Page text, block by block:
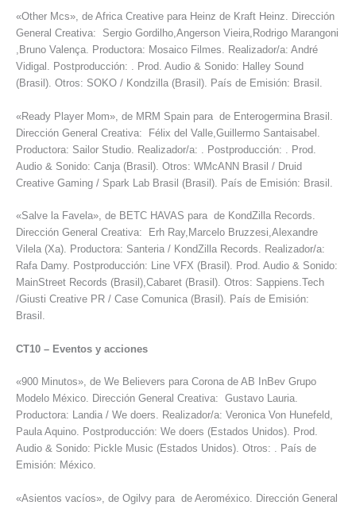
«Other Mcs», de Africa Creative para Heinz de Kraft Heinz. Dirección
General Creativa: Sergio Gordilho,Angerson Vieira,Rodrigo Marangoni
,Bruno Valença. Productora: Mosaico Filmes. Realizador/a: André
Vidigal. Postproducción: . Prod. Audio & Sonido: Halley Sound
(Brasil). Otros: SOKO / Kondzilla (Brasil). País de Emisión: Brasil.
«Ready Player Mom», de MRM Spain para de Enterogermina Brasil.
Dirección General Creativa: Félix del Valle,Guillermo Santaisabel.
Productora: Sailor Studio. Realizador/a: . Postproducción: . Prod.
Audio & Sonido: Canja (Brasil). Otros: WMcANN Brasil / Druid
Creative Gaming / Spark Lab Brasil (Brasil). País de Emisión: Brasil.
«Salve la Favela», de BETC HAVAS para de KondZilla Records.
Dirección General Creativa: Erh Ray,Marcelo Bruzzesi,Alexandre
Vilela (Xa). Productora: Santeria / KondZilla Records. Realizador/a:
Rafa Damy. Postproducción: Line VFX (Brasil). Prod. Audio & Sonido:
MainStreet Records (Brasil),Cabaret (Brasil). Otros: Sappiens.Tech
/Giusti Creative PR / Case Comunica (Brasil). País de Emisión:
Brasil.
CT10 – Eventos y acciones
«900 Minutos», de We Believers para Corona de AB InBev Grupo
Modelo México. Dirección General Creativa: Gustavo Lauria.
Productora: Landia / We doers. Realizador/a: Veronica Von Hunefeld,
Paula Aquino. Postproducción: We doers (Estados Unidos). Prod.
Audio & Sonido: Pickle Music (Estados Unidos). Otros: . País de
Emisión: México.
«Asientos vacíos», de Ogilvy para de Aeroméxico. Dirección General